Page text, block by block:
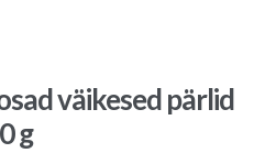
väikesed pärlid
g